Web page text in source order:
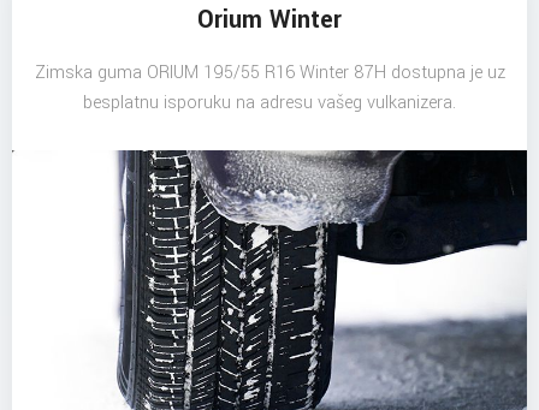
Orium Winter
Zimska guma ORIUM 195/55 R16 Winter 87H dostupna je uz
besplatnu isporuku na adresu vašeg vulkanizera.